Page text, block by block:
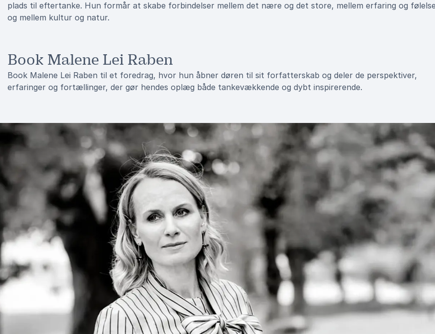
plads til eftertanke. Hun formår at skabe forbindelser mellem det nære og det store, mellem erfaring og
og mellem kultur og natur.
Book Malene Lei Raben
Book Malene Lei Raben til et foredrag, hvor hun åbner døren til sit forfatterskab og deler de perspektiver,
erfaringer og fortællinger, der gør hendes oplæg både tankevækkende og dybt inspirerende.